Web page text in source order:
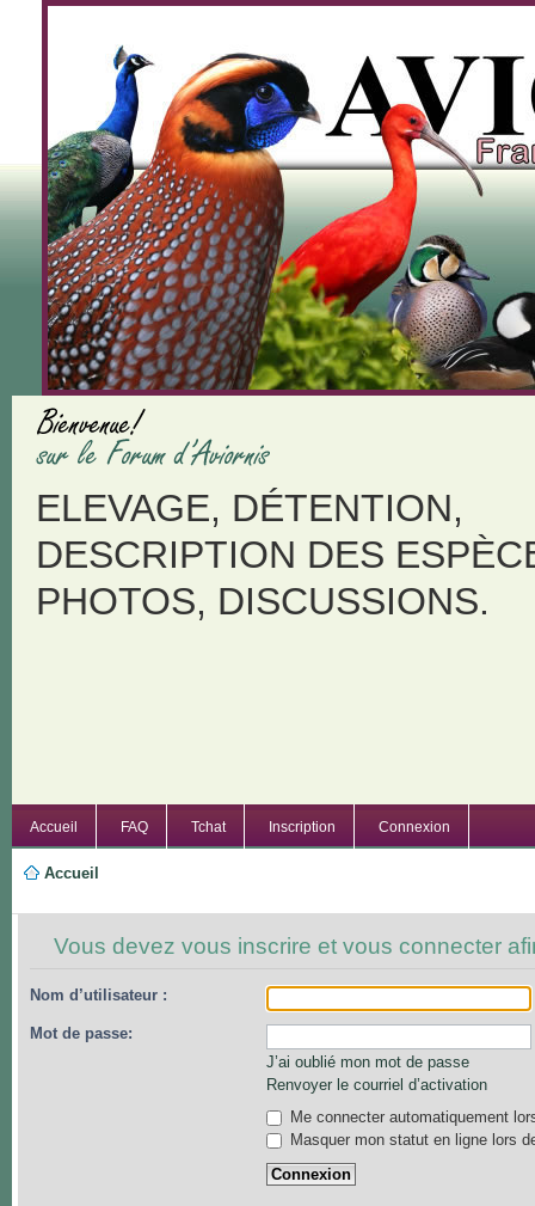
ELEVAGE, DÉTENTION,
DESCRIPTION DES
PHOTOS, DISCUSSIONS.
Accueil FAQ Tchat Inscription Connexion
Accueil
Vous devez vous inscrire et vous connecter
Nom d’utilisateur :
Mot de passe:
J’ai oublié mon mot de passe
Renvoyer le courriel d’activation
Me connecter automatiquement
Masquer mon statut en ligne lors